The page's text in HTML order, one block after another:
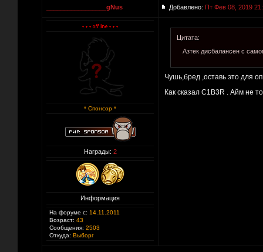
_________________gNus Добавлено: Пт Фев 08, 2019
* Спонсор *
Награды: 2
Информация
На форуме с: 14.11.2011
Возраст: 43
Сообщения: 2503
Откуда: Выборг
Цитата:
Азтек дисбалансен с
Чушь,бред ,оставь это для
Как сказал C1B3R . Айм не